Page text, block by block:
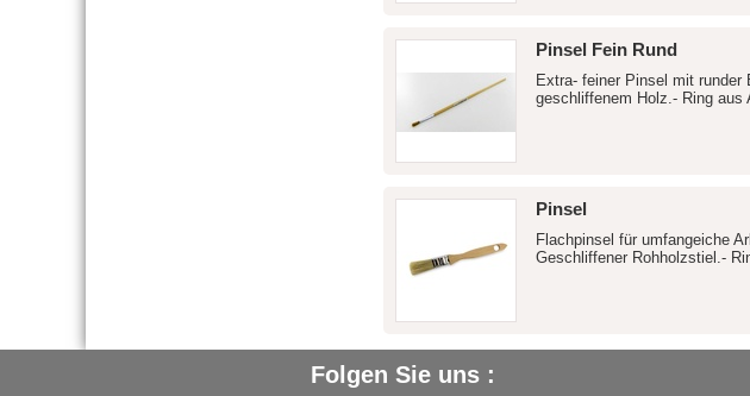
Pinsel Fein Rund
Extra- feiner Pinsel mit
geschliffenem Holz.- Ring
Pinsel
Flachpinsel für umfangeiche
Geschliffener Rohholzstiel.-
Folgen Sie uns :